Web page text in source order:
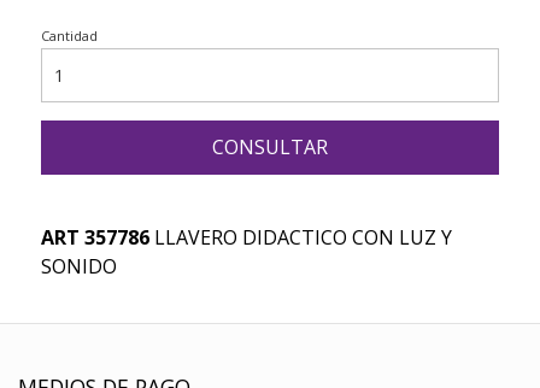
Cantidad
CONSULTAR
ART 357786 LLAVERO DIDACTICO CON LUZ Y
SONIDO